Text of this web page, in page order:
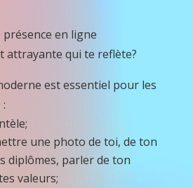
en ligne
attrayante qui te reflète?
est essentiel pour les
une photo de toi, de ton
diplômes, parler de ton
valeurs;